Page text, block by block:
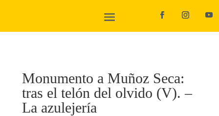
Monumento a Muñoz Seca:
tras el telón del olvido (V). –
La azulejería